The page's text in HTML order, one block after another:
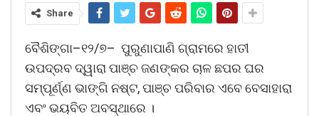
Share
ବୈଶିଙ୍ଗା–୧୨/୭– ପୁରୁଣାପାଣି ଗ୍ରାମରେ ହାତୀ
ଉପଦ୍ରବ ଦ୍ୱାରା ପାଞ୍ଚ ଜଣଙ୍କର ଚାଳ ଛପର ଘର
ସମ୍ପୂର୍ଣ୍ଣ ଭାଙ୍ଗି ନଷ୍ଟ, ପାଞ୍ଚ ପରିବାର ଏବେ ବେସାହାରା
ଏବଂ ଭୟବିତ ଅବସ୍ଥାରେ ।